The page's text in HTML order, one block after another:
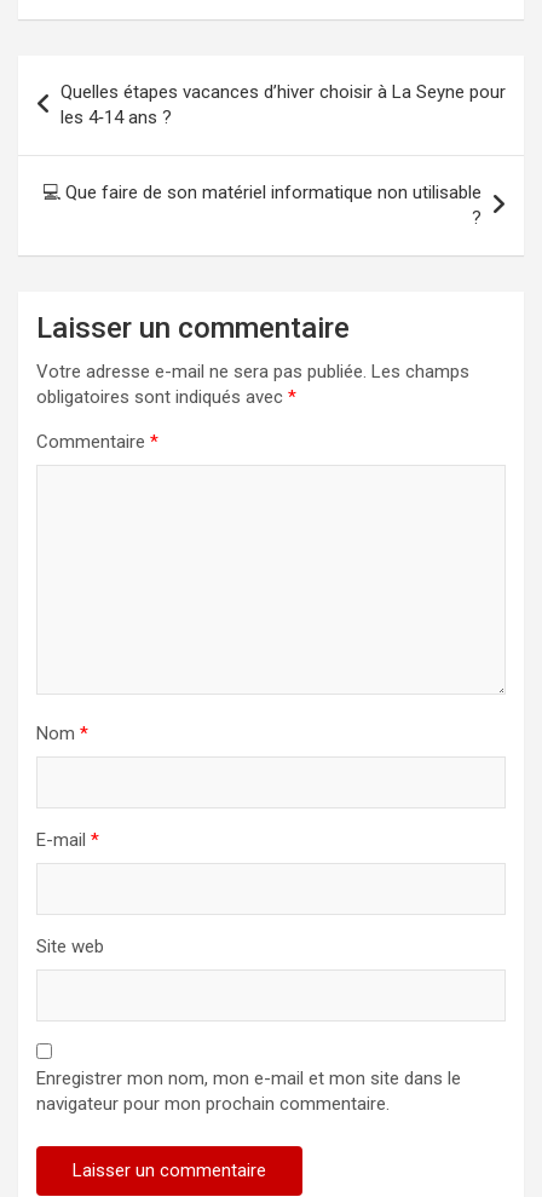
de
l’article
Quelles étapes vacances d’hiver choisir à La Seyne pour
les 4‑14 ans ?
💻 Que faire de son matériel informatique non utilisable
?
Laisser un commentaire
Votre adresse e-mail ne sera pas publiée. Les champs
obligatoires sont indiqués avec *
Commentaire *
Nom *
E-mail *
Site web
Enregistrer mon nom, mon e-mail et mon site dans le
navigateur pour mon prochain commentaire.